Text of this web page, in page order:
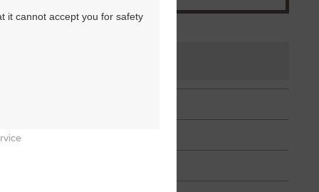
it cannot accept you for safety